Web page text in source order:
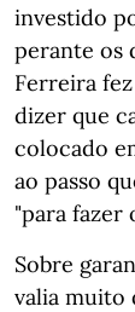
investido
perante os
Ferreira
dizer que
colocado
ao passo
"para fazer
Sobre
valia muito